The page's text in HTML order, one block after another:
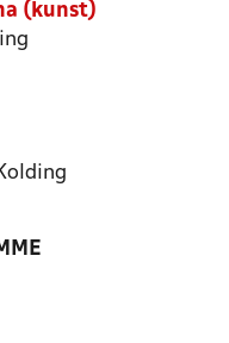
(kunst)